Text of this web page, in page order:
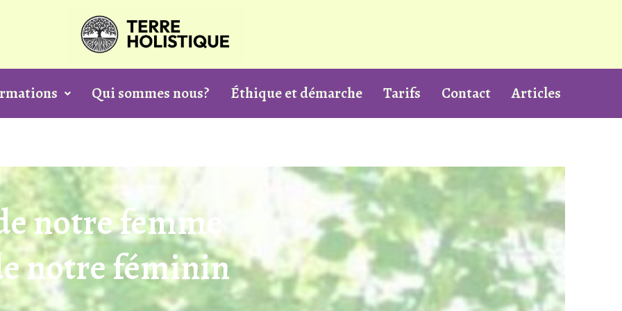
Qui sommes nous? Éthique et démarche Tarifs Contact Articles
notre femme
notre féminin